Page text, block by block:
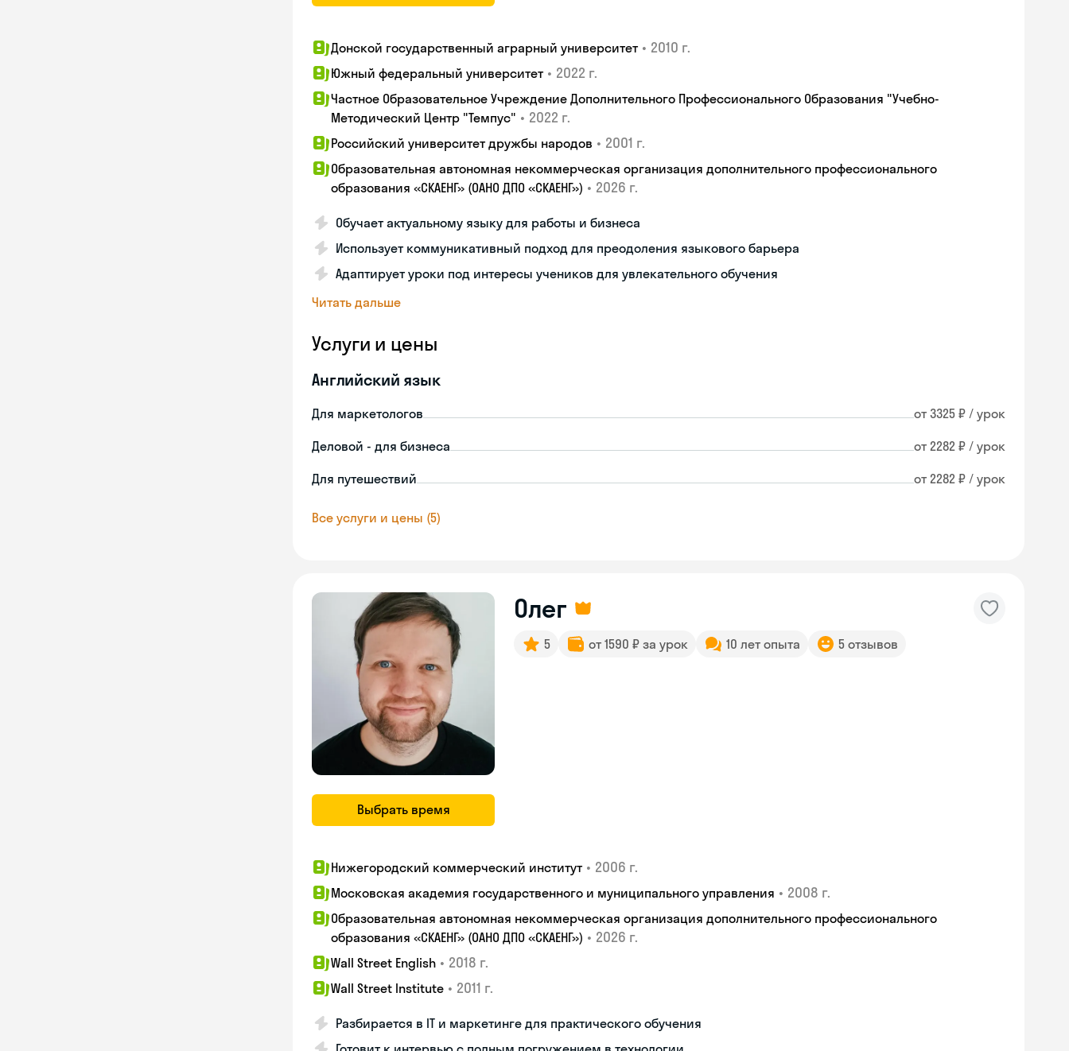
Донской государственный аграрный университет • 2010 г.
Южный федеральный университет • 2022 г.
Частное Образовательное Учреждение Дополнительного Профессионального Образования "Учебно-
Методический Центр "Темпус" • 2022 г.
Российский университет дружбы народов • 2001 г.
Образовательная автономная некоммерческая организация дополнительного профессионального
образования «СКАЕНГ» (ОАНО ДПО «СКАЕНГ») • 2026 г.
Обучает актуальному языку для работы и бизнеса
Использует коммуникативный подход для преодоления языкового барьера
Адаптирует уроки под интересы учеников для увлекательного обучения
Читать дальше
Услуги и цены
Английский язык
Для маркетологов от 3325 ₽ / урок
Деловой - для бизнеса от 2282 ₽ / урок
Для путешествий от 2282 ₽ / урок
Все услуги и цены (5)
Выбрать время
Олег
5 от 1590 ₽ за урок 10 лет опыта 5 отзывов
Нижегородский коммерческий институт • 2006 г.
Московская академия государственного и муниципального управления • 2008 г.
Образовательная автономная некоммерческая организация дополнительного профессионального
образования «СКАЕНГ» (ОАНО ДПО «СКАЕНГ») • 2026 г.
Wall Street English • 2018 г.
Wall Street Institute • 2011 г.
Разбирается в IT и маркетинге для практического обучения